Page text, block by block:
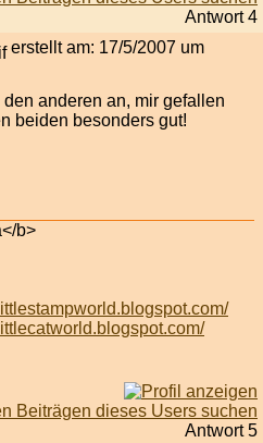
Antwort 4
erstellt am: 17/5/2007 um
anderen an, mir gefallen
beiden besonders gut!
b>
Antwort 5